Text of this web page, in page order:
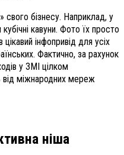
свого бізнесу. Наприклад, у
кавуни. Фото їх просто
інфопривід для усіх
Фактично, за рахунок
у ЗМІ цілком
від міжнародних мереж
ніша